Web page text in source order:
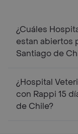
¿Cuáles
estan abiertos
Santiago de
¿Hospital
con Rappi 15
de Chile?